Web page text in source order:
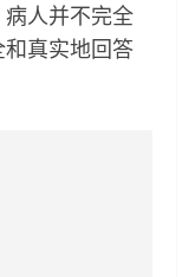
人并不完全
真实地回答